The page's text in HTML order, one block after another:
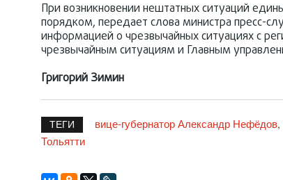
При возникновении нештатных ситуаций
порядком, передает слова министра пресс-
информацией о чрезвычайных ситуациях с
чрезвычайным ситуациям и Главным
Григорий Зимин
ТЕГИ вице-губернатор Александр Нефёдов,
Тольятти